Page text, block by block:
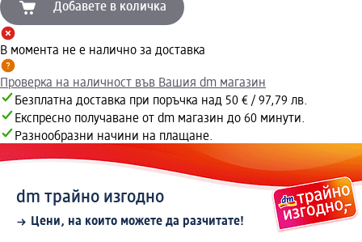
Добавете в количка
В момента не е налично за доставка
Проверка на наличност във Вашия dm магазин
Безплатна доставка при поръчка над 50 € / 97,79 лв.
Експресно получаване от dm магазин до 60 минути.
Разнообразни начини на плащане.
dm трайно изгодно
Цени, на които можете да разчитате!